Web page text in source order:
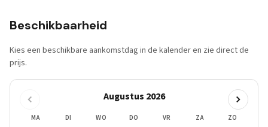
Beschikbaarheid
Kies een beschikbare aankomstdag in de kalender en zie direct de
prijs.
Augustus 2026
MA DI WO DO VR ZA ZO